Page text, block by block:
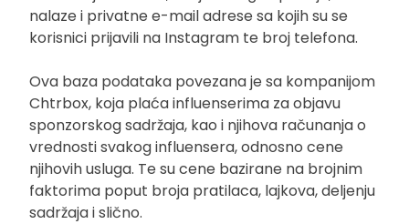
nalaze i privatne e-mail adrese sa kojih su se
korisnici prijavili na Instagram te broj telefona.
Ova baza podataka povezana je sa kompanijom
Chtrbox, koja plaća influenserima za objavu
sponzorskog sadržaja, kao i njihova računanja o
vrednosti svakog influensera, odnosno cene
njihovih usluga. Te su cene bazirane na brojnim
faktorima poput broja pratilaca, lajkova, deljenju
sadržaja i slično.